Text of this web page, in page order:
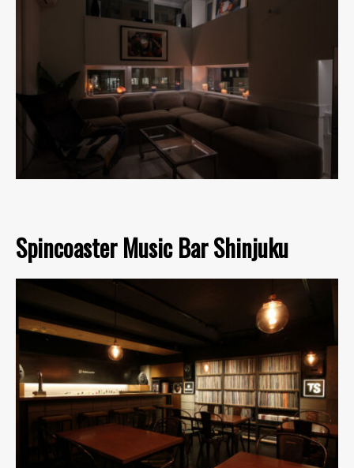
Spincoaster Music Bar Shinjuku